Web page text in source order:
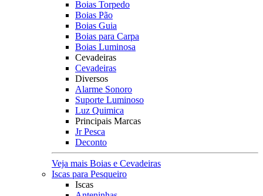
Boias Torpedo
Boias Pão
Boias Guia
Boias para Carpa
Boias Luminosa
Cevadeiras
Cevadeiras
Diversos
Alarme Sonoro
Suporte Luminoso
Luz Quimica
Principais Marcas
Jr Pesca
Deconto
Veja mais Boias e Cevadeiras
Iscas para Pesqueiro
Iscas